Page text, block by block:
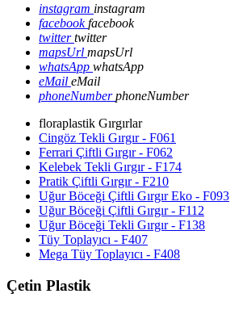
instagram instagram
facebookfacebook
twittertwitter
mapsUrl mapsUrl
whatsApp whatsApp
eMail eMail
phoneNumberphoneNumber
floraplastik Gırgırlar
Cingöz Tekli Gırgır - F061
Ferrari Çiftli Gırgır - F062
Kelebek Tekli Gırgır - F174
Pratik Çiftli Gırgır - F210
Uğur Böceği Çiftli Gırgır Eko - F093
Uğur Böceği Çiftli Gırgır - F112
Uğur Böceği Tekli Gırgır - F138
Tüy Toplayıcı - F407
Mega Tüy Toplayıcı - F408
Çetin Plastik